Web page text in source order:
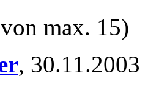
max. 15)
, 30.11.2003